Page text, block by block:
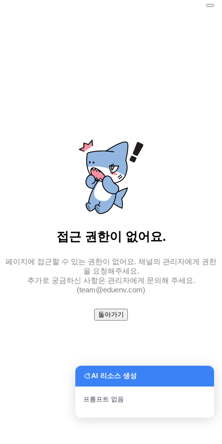
🎨AI 리소스 생성
프롬프트 없음
접근 권한이 없어요.
페이지에 접근할 수 있는 권한이 없어요. 채널의 관리자에게 권한
을 요청해주세요.
추가로 궁금하신 사항은 관리자에게 문의해 주세요.
(team@eduenv.com)
돌아가기